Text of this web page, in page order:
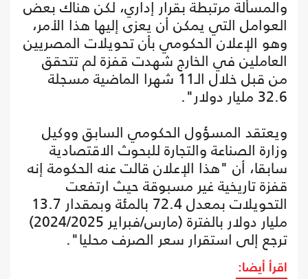
والمسألة مرتبطة بقرار إداري، لكن هناك بعض
العوامل التي يمكن أن يعزى إليها هذا الأمر،
وهو الإعلان الحكومي بأن تحويلات المصريين
العاملين في الخارج شهدت قفزة لم تتحقق
من قبل خلال الـ11 شهرا الماضية مسجلة
32.6 مليار دولار".
ويعتقد المسؤول الحكومي السابق ووكيل
وزارة الصناعة والتجارة للبحوث الاقتصادية
سابقا، أن "هذا الإعلان قالت عنه الحكومة إنه
قفزة تاريخية غير مسبوقة حيث ارتفعت
التحويلات بمعدل 72.4 بالمئة وبمقدار 13.7
مليار دولار بالفترة (مارس/فبراير 2024/2025)
ترجع إلى استقرار سعر الصرف محليا".
اقرأ أيضا: